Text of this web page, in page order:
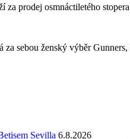
za prodej osmnáctiletého
za sebou ženský výběr
Sevilla 6.8.2026